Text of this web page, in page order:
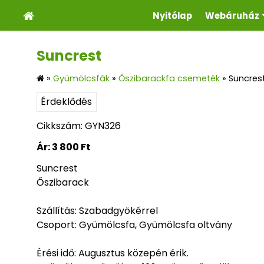
Nyitólap Webáruház
Suncrest
» Gyümölcsfák » Őszibarackfa csemeték »
Érdeklődés
Cikkszám: GYN326
Ár:3 800 Ft
Suncrest
Őszibarack
Szállítás: Szabadgyökérrel
Csoport: Gyümölcsfa, Gyümölcsfa oltvány
Érési idő: Augusztus közepén érik.